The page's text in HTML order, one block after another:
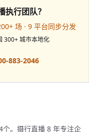
执行团队？
场 · 9 平台同步分发
300+ 城市本地化
883-2046
。摄行直播 8 年专注企